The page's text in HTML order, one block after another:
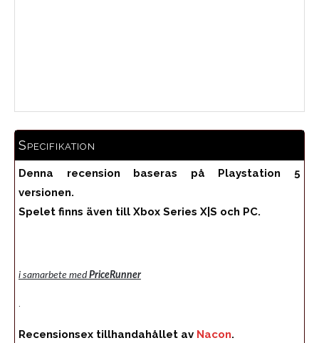
Specifikation
Denna recension baseras på Playstation 5
versionen.
Spelet finns även till Xbox Series X|S och PC.
i samarbete med PriceRunner
.
Recensionsex tillhandahållet av Nacon.